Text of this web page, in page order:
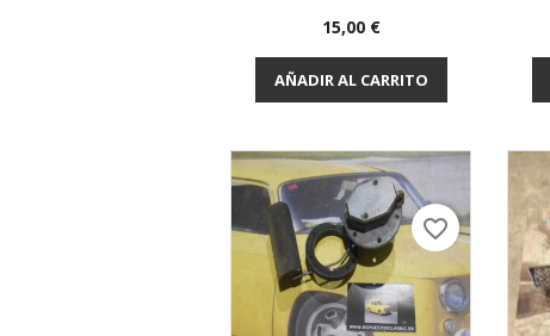
Vista rápida
Precio
15,00 €
AÑADIR AL CARRITO
favorite_border